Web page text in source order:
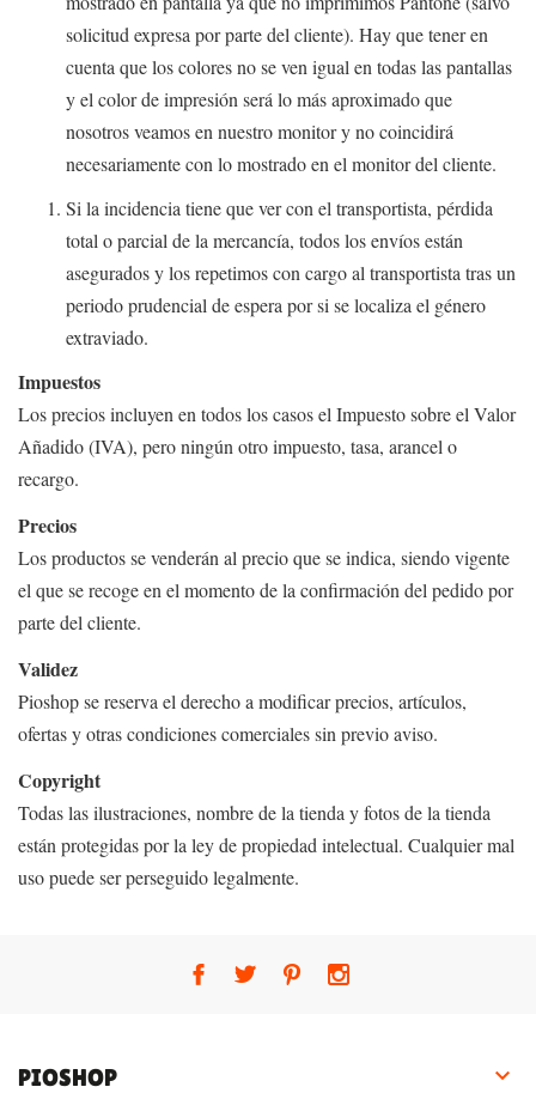
solicitud expresa por parte del cliente). Hay que tener en
cuenta que los colores no se ven igual en todas las pantallas
y el color de impresión será lo más aproximado que
nosotros veamos en nuestro monitor y no coincidirá
necesariamente con lo mostrado en el monitor del cliente.
Si la incidencia tiene que ver con el transportista, pérdida
total o parcial de la mercancía, todos los envíos están
asegurados y los repetimos con cargo al transportista tras un
periodo prudencial de espera por si se localiza el género
extraviado.
Impuestos
Los precios incluyen en todos los casos el Impuesto sobre el Valor
Añadido (IVA), pero ningún otro impuesto, tasa, arancel o
recargo.
Precios
Los productos se venderán al precio que se indica, siendo vigente
el que se recoge en el momento de la confirmación del pedido por
parte del cliente.
Validez
Pioshop se reserva el derecho a modificar precios, artículos,
ofertas y otras condiciones comerciales sin previo aviso.
Copyright
Todas las ilustraciones, nombre de la tienda y fotos de la tienda
están protegidas por la ley de propiedad intelectual. Cualquier mal
uso puede ser perseguido legalmente.
PIOSHOP 